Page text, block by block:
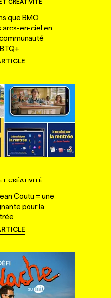
CRÉATIVITÉ
que BMO
arcs-en-ciel en
CRÉATIVITÉ
Coutu = une
pour la